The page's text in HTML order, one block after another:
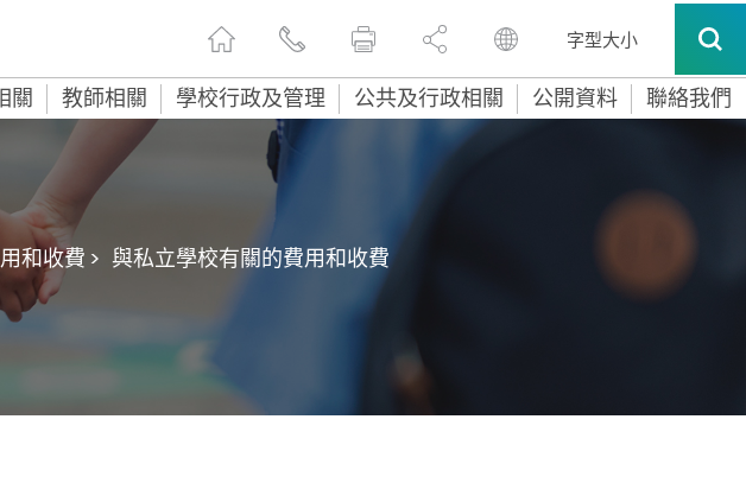
字型大小
關 教師相關 學校行政及管理 公共及行政相關 公開資料 聯絡我們
和收費 > 與私立學校有關的費用和收費